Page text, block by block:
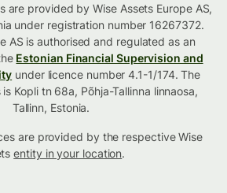
are provided by Wise Assets Europe AS,
under registration number 16267372.
AS is authorised and regulated as an
Estonian Financial Supervision and
under licence number 4.1-1/174. The
Kopli tn 68a, Põhja-Tallinna linnaosa,
Tallinn, Estonia.
are provided by the respective Wise
entity in your location.